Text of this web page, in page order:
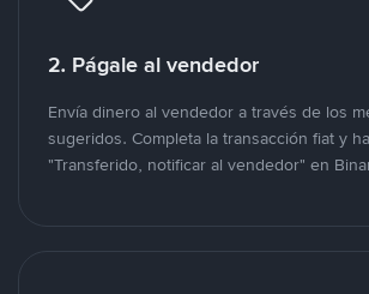
2. Págale al vendedor
Envía dinero al vendedor a través de los
sugeridos. Completa la transacción fiat y
"Transferido, notificar al vendedor" en